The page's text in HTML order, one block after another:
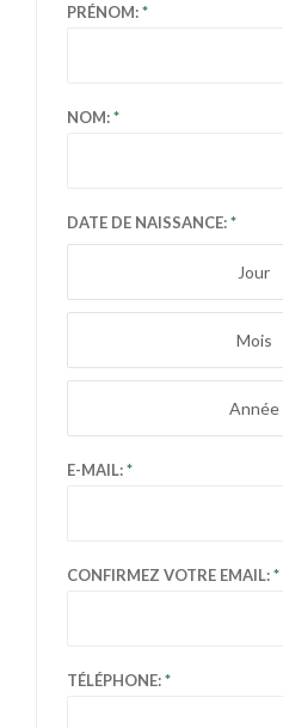
PRÉNOM:
NOM:
DATE DE NAISSANCE:
Jour
Mois
Année
E-MAIL:
CONFIRMEZ VOTRE EMAIL:
TÉLÉPHONE: